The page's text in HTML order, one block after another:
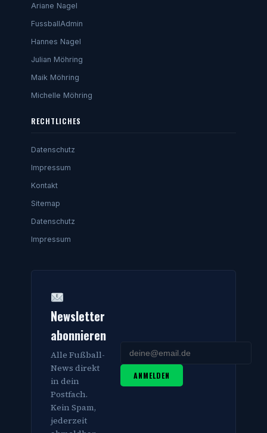
Ariane Nagel
FussballAdmin
Hannes Nagel
Julian Möhring
Maik Möhring
Michelle Möhring
RECHTLICHES
Datenschutz
Impressum
Kontakt
Sitemap
Datenschutz
Impressum
Newsletter
abonnieren
Alle Fußball-
News direkt
in dein
Postfach.
Kein Spam,
jederzeit
ANMELDEN